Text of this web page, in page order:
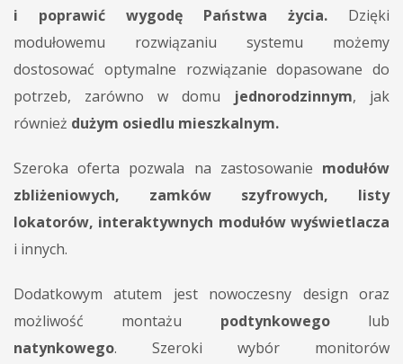
i poprawić wygodę Państwa życia. Dzięki
modułowemu rozwiązaniu systemu możemy
dostosować optymalne rozwiązanie dopasowane do
potrzeb, zarówno w domu jednorodzinnym, jak
również dużym osiedlu mieszkalnym.
Szeroka oferta pozwala na zastosowanie modułów
zbliżeniowych, zamków szyfrowych, listy
lokatorów, interaktywnych modułów wyświetlacza
i innych.
Dodatkowym atutem jest nowoczesny design oraz
możliwość montażu podtynkowegolub
natynkowego. Szeroki wybór monitorów